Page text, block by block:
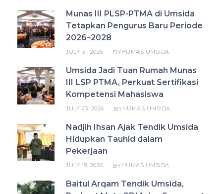
Munas III PLSP-PTMA di Umsida
Tetapkan Pengurus Baru Periode
2026–2028
JULY 31, 2026 BYHUMAS UMSIDA
Umsida Jadi Tuan Rumah Munas
III LSP PTMA, Perkuat Sertifikasi
Kompetensi Mahasiswa
JULY 23, 2026 BYHUMAS UMSIDA
Nadjih Ihsan Ajak Tendik Umsida
Hidupkan Tauhid dalam
Pekerjaan
JULY 18, 2026 BYHUMAS UMSIDA
Baitul Arqam Tendik Umsida,